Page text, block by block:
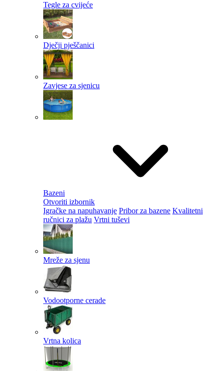
Tegle za cvijeće
Dječji pješčanici
Zavjese za sjenicu
Bazeni
Otvoriti izbornik
Igračke na napuhavanje Pribor za bazene Kvalitetni
ručnici za plažu Vrtni tuševi
Mreže za sjenu
Vodootporne cerade
Vrtna kolica